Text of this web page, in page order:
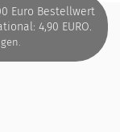
Euro Bestellwert
4,90 EURO.